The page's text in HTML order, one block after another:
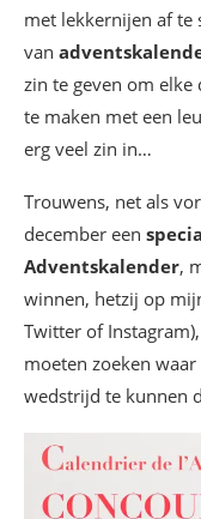
met lekkernijen af te
van
zin te geven om elke
te maken met een
erg veel zin in…
Trouwens, net als
december een
Adventskalender,
winnen, hetzij op
Twitter of
moeten zoeken
wedstrijd te kunnen